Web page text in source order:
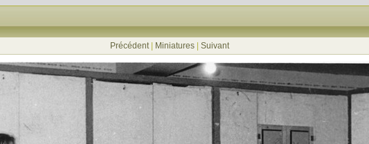
Précédent| Miniatures Suivant